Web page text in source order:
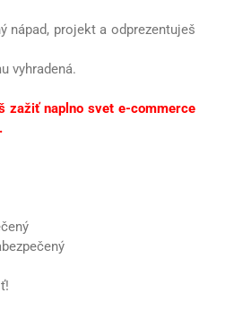
projekt a odprezentuješ
zažiť naplno svet e-commerce